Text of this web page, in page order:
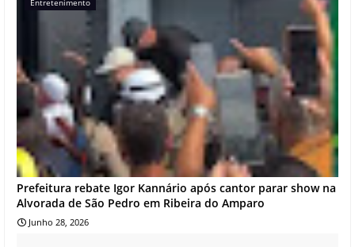
Prefeitura rebate Igor Kannário após cantor parar show na
Alvorada de São Pedro em Ribeira do Amparo
Junho 28, 2026